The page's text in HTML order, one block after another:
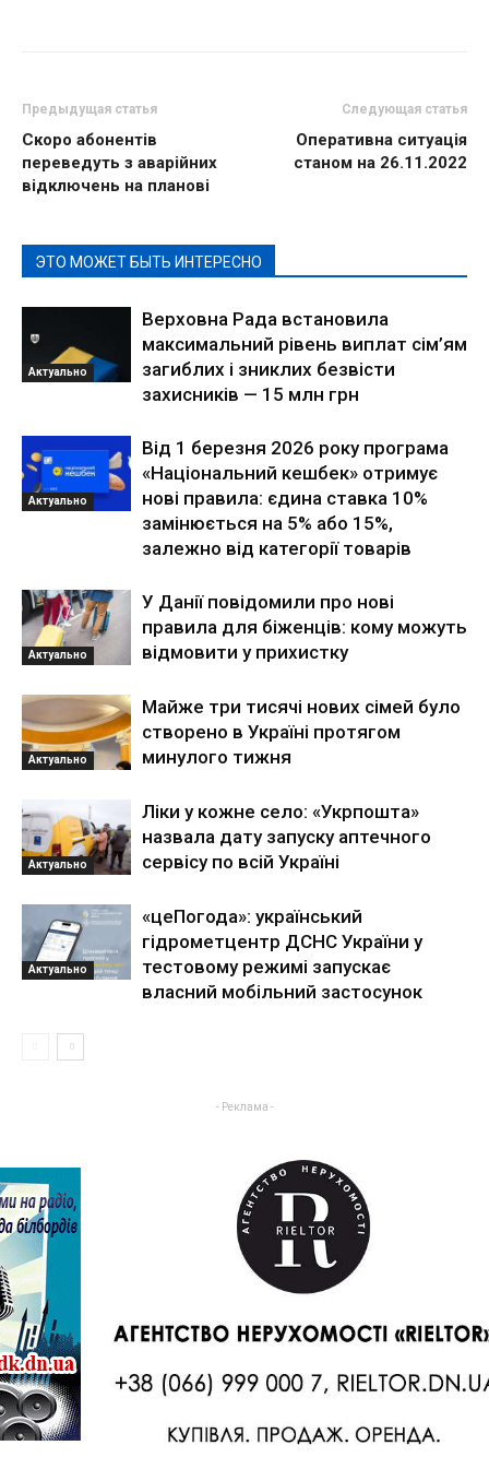
Предыдущая статья
Скоро абонентів
переведуть з аварійних
відключень на планові
Следующая статья
Оперативна ситуація
станом на 26.11.2022
ЭТО МОЖЕТ БЫТЬ ИНТЕРЕСНО
Актуально
Верховна Рада встановила
максимальний рівень виплат сім’ям
загиблих і зниклих безвісти
захисників — 15 млн грн
Актуально
Від 1 березня 2026 року програма
«Національний кешбек» отримує
нові правила: єдина ставка 10%
замінюється на 5% або 15%,
залежно від категорії товарів
Актуально
У Данії повідомили про нові
правила для біженців: кому можуть
відмовити у прихистку
Актуально
Майже три тисячі нових сімей було
створено в Україні протягом
минулого тижня
Актуально
Ліки у кожне село: «Укрпошта»
назвала дату запуску аптечного
сервісу по всій Україні
Актуально
«цеПогода»: український
гідрометцентр ДСНС України у
тестовому режимі запускає
власний мобільний застосунок
- Реклама -